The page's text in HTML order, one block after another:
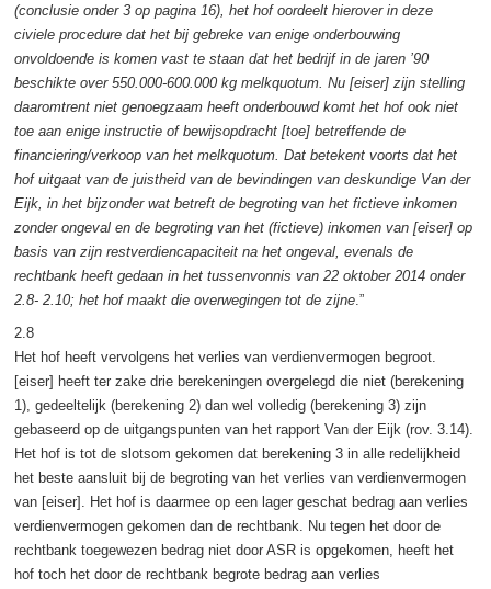
(conclusie onder 3 op pagina 16), het hof oordeelt hierover in deze
civiele procedure dat het bij gebreke van enige onderbouwing
onvoldoende is komen vast te staan dat het bedrijf in de jaren ’90
beschikte over 550.000-600.000 kg melkquotum. Nu [eiser] zijn stelling
daaromtrent niet genoegzaam heeft onderbouwd komt het hof ook niet
toe aan enige instructie of bewijsopdracht [toe] betreffende de
financiering/verkoop van het melkquotum. Dat betekent voorts dat het
hof uitgaat van de juistheid van de bevindingen van deskundige Van der
Eijk, in het bijzonder wat betreft de begroting van het fictieve inkomen
zonder ongeval en de begroting van het (fictieve) inkomen van [eiser] op
basis van zijn restverdiencapaciteit na het ongeval, evenals de
rechtbank heeft gedaan in het tussenvonnis van 22 oktober 2014 onder
2.8- 2.10; het hof maakt die overwegingen tot de zijne.”
2.8
Het hof heeft vervolgens het verlies van verdienvermogen begroot.
[eiser] heeft ter zake drie berekeningen overgelegd die niet (berekening
1), gedeeltelijk (berekening 2) dan wel volledig (berekening 3) zijn
gebaseerd op de uitgangspunten van het rapport Van der Eijk (rov. 3.14).
Het hof is tot de slotsom gekomen dat berekening 3 in alle redelijkheid
het beste aansluit bij de begroting van het verlies van verdienvermogen
van [eiser]. Het hof is daarmee op een lager geschat bedrag aan verlies
verdienvermogen gekomen dan de rechtbank. Nu tegen het door de
rechtbank toegewezen bedrag niet door ASR is opgekomen, heeft het
hof toch het door de rechtbank begrote bedrag aan verlies